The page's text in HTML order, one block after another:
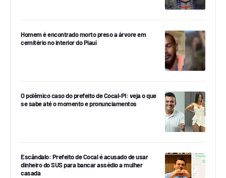
Homem é encontrado morto preso a árvore em
cemitério no interior do Piauí
O polêmico caso do prefeito de Cocal-PI: veja o que
se sabe até o momento e pronunciamentos
Escândalo: Prefeito de Cocal é acusado de usar
dinheiro do SUS para bancar assédio a mulher
casada